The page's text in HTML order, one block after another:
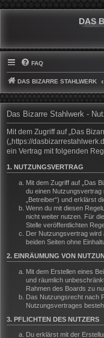
DAS
FAQ
DAS BIZARRE STAHLWERK
Das Bizarre Stahlwerk -
Mit dem Zugriff auf „Das
(„https://
ein Vertrag mit folgenden
1. NUTZUNGSVERTRAG
Mit dem Zugriff auf „Das
du einen Nutzungsvertrag
„Betreiber“) und erklärst
Wenn du mit diesen
nicht weiter nutzen. Für
Stelle veröffentlichten
Der Nutzungsvertrag wird
beiden Seiten ohne
2. EINRÄUMUNG VON
Mit dem Erstellen eines
und räumlich
Rahmen des Boards zu
Das Nutzungsrecht nach
Nutzungsvertrages
3. PFLICHTEN DES NUTZERS
Du erklärst mit der